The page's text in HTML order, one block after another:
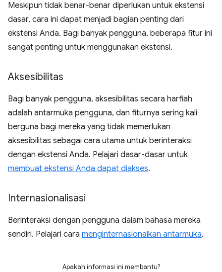
Meskipun tidak benar-benar diperlukan untuk ekstensi
dasar, cara ini dapat menjadi bagian penting dari
ekstensi Anda. Bagi banyak pengguna, beberapa fitur ini
sangat penting untuk menggunakan ekstensi.
Aksesibilitas
Bagi banyak pengguna, aksesibilitas secara harfiah
adalah antarmuka pengguna, dan fiturnya sering kali
berguna bagi mereka yang tidak memerlukan
aksesibilitas sebagai cara utama untuk berinteraksi
dengan ekstensi Anda. Pelajari dasar-dasar untuk
membuat ekstensi Anda dapat diakses.
Internasionalisasi
Berinteraksi dengan pengguna dalam bahasa mereka
sendiri. Pelajari cara menginternasionalkan antarmuka.
Apakah informasi ini membantu?